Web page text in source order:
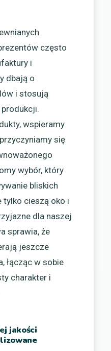
często
i
dbają o
i stosują
wspieramy
się
wybór, który
bliskich
tylko cieszą oko i
dla naszej
sprawia, że
jeszcze
łącząc w sobie
charakter i
jakości